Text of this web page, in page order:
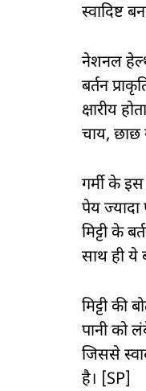
स्वादिष्ट
नेशनल हेल्थ
बर्तन
क्षारीय
चाय, छाछ
गर्मी के
पेय
मिट्टी के
साथ ही ये
मिट्टी
पानी को
जिससे
है। [SP]